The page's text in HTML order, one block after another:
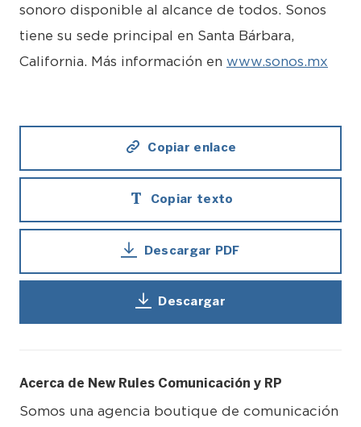
sonoro disponible al alcance de todos. Sonos
tiene su sede principal en Santa Bárbara,
California. Más información en www.sonos.mx
Copiar enlace
Copiar texto
Descargar PDF
Descargar
Acerca de New Rules Comunicación y RP
Somos una agencia boutique de comunicación